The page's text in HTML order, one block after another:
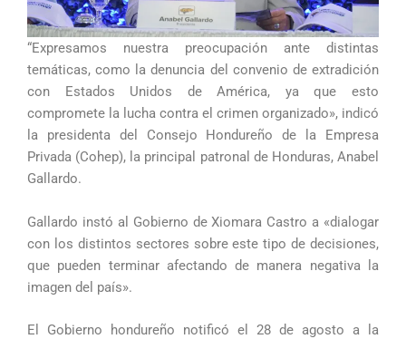
“Expresamos nuestra preocupación ante distintas
temáticas, como la denuncia del convenio de extradición
con Estados Unidos de América, ya que esto
compromete la lucha contra el crimen organizado», indicó
la presidenta del Consejo Hondureño de la Empresa
Privada (Cohep), la principal patronal de Honduras, Anabel
Gallardo.
Gallardo instó al Gobierno de Xiomara Castro a «dialogar
con los distintos sectores sobre este tipo de decisiones,
que pueden terminar afectando de manera negativa la
imagen del país».
El Gobierno hondureño notificó el 28 de agosto a la